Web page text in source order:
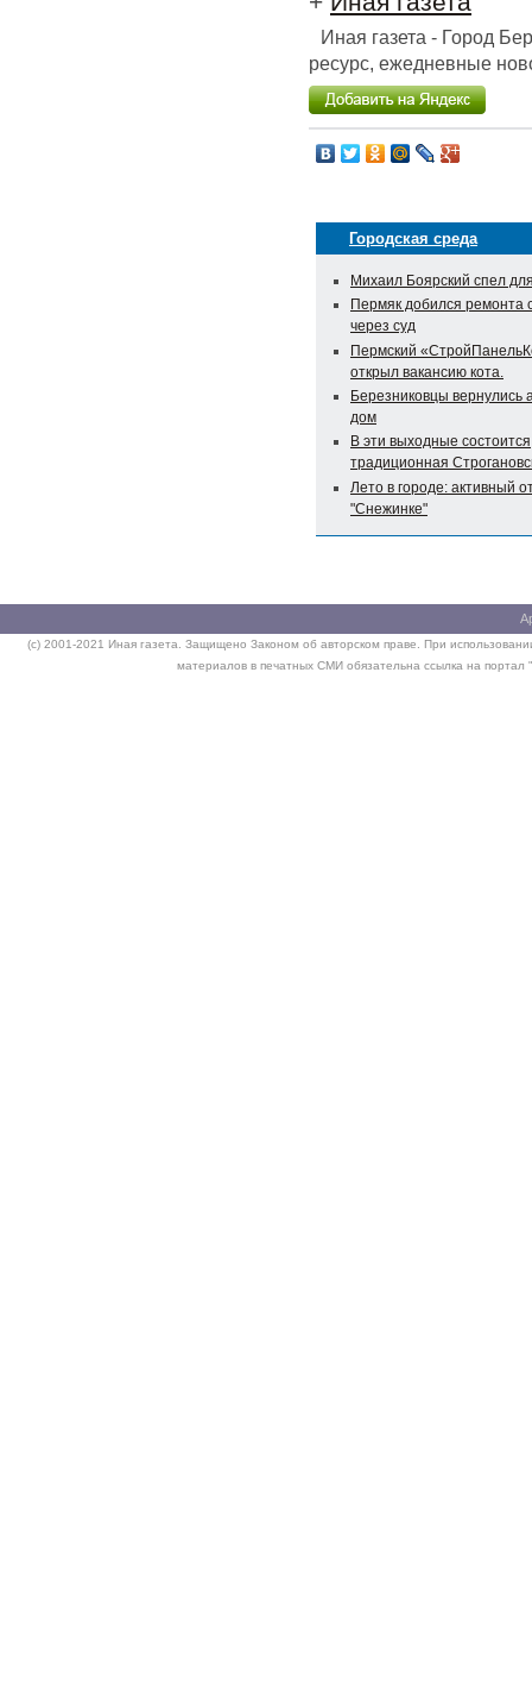
Иная газета - Город
ресурс, ежедневные
Городская среда
Михаил Боярский спел
Пермяк добился ремонта
через суд
Пермский
открыл вакансию кота.
Березниковцы вернулись
дом
В эти выходные состоится
традиционная
Лето в городе: активный
"Снежинке"
(c) 2001-2021 Иная газета. Защищено Законом об авторском праве. При
материалов в печатных СМИ обязательна ссылка на